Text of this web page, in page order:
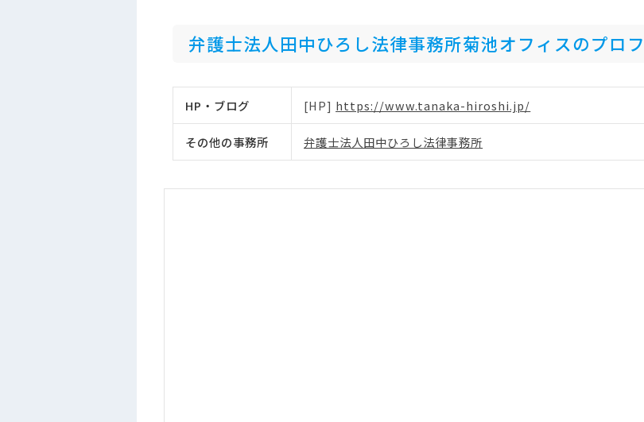
弁護士法人田中ひろし法律事務所菊池オフィスのプロ
HP・ブログ [HP] https://www.tanaka-hiroshi.jp/
その他の事務所 弁護士法人田中ひろし法律事務所